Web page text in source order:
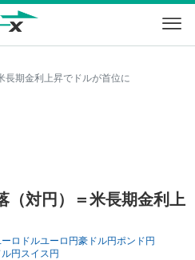
長期金利上昇でドルが首位に
（対円）＝米長期金利上
ロドルユーロ円豪ドル円ポンド円
ル円スイス円